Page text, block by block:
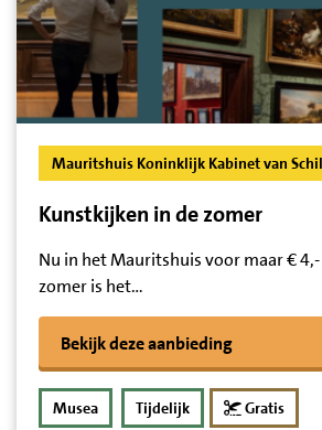
Mauritshuis Koninklijk Kabinet van
Kunstkijken in de zomer
Nu in het Mauritshuis voor maar € 4,-
zomer is het…
Bekijk deze aanbieding
Musea Tijdelijk Gratis